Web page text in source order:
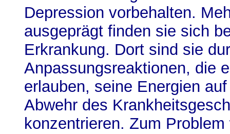
Depression vorbehalten.
ausgeprägt finden sie sich
Erkrankung. Dort sind sie
Anpassungsreaktionen, die
erlauben, seine Energien
Abwehr des
konzentrieren. Zum